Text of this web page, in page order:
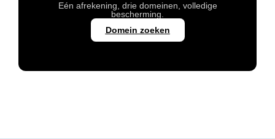
Eén afrekening, drie domeinen, volledige
bescherming.
Domein zoeken